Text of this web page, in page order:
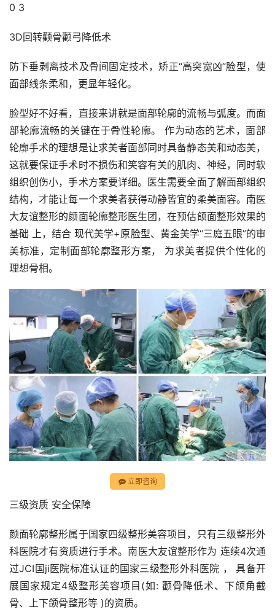
0 3
3D回转颧骨颧弓降低术
防下垂剥离技术及骨间固定技术，矫正“高突宽凶”脸型，使
面部线条柔和，更显年轻化。
脸型好不好看，直接来讲就是面部轮廓的流畅与弧度。而面
部轮廓流畅的关键在于骨性轮廓。 作为动态的艺术，面部
轮廓手术的理想是让求美者面部同时具备静态美和动态美，
这就要保证手术时不损伤和笑容有关的肌肉、神经，同时软
组织创伤小，手术方案要详细。医生需要全面了解面部组织
结构，才能让每一个求美者获得动静皆宜的柔美面容。南医
大友谊整形的颜面轮廓整形医生团，在预估颌面整形效果的
基础 上，结合 现代美学+原脸型、黄金美学“三庭五眼”的审
美标准，定制面部轮廓整形方案， 为求美者提供个性化的
理想骨相。
立即咨询
三级资质 安全保障
颜面轮廓整形属于国家四级整形美容项目，只有三级整形外
科医院才有资质进行手术。南医大友谊整形作为 连续4次通
过JCI国ji医院标准认证的国家三级整形外科医院 ， 具备开
展国家规定4级整形美容项目(如: 颧骨降低术、下颌角截
骨、上下颌骨整形等 )的资质。